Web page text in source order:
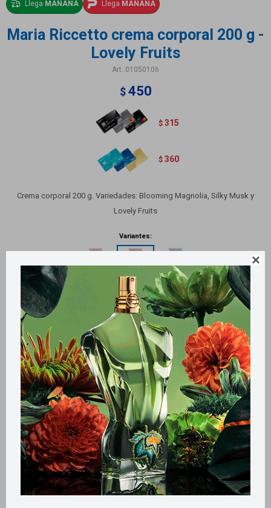

Llega MAÑANA Llega MAÑANA
Maria Riccetto crema corporal 200 g -
Lovely Fruits
01050106
$ 450
$ 315
$ 360
Crema corporal 200 g. Variedades: Blooming Magnolia, Silky Musk y
Lovely Fruits
Variantes:
Métodos y costos de envío
Retiros gratuitos en tiendas
CARACTERÍSTICAS
Tamaño Mediano
Productos que te pueden interesar